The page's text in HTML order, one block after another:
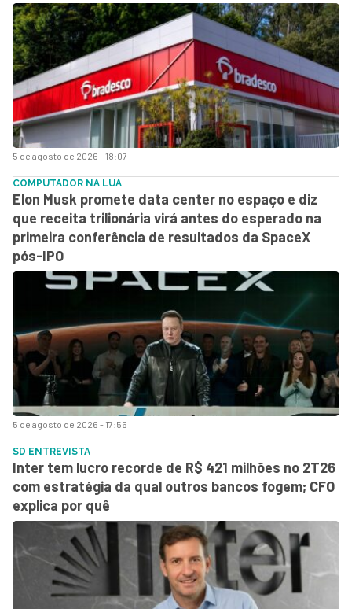
5 de agosto de 2026 - 18:07
5 de agosto de 2026 - 17:56
COMPUTADOR NA LUA
Elon Musk promete data center no espaço e diz
que receita trilionária virá antes do esperado na
primeira conferência de resultados da SpaceX
pós-IPO
SD ENTREVISTA
Inter tem lucro recorde de R$ 421 milhões no 2T26
com estratégia da qual outros bancos fogem; CFO
explica por quê